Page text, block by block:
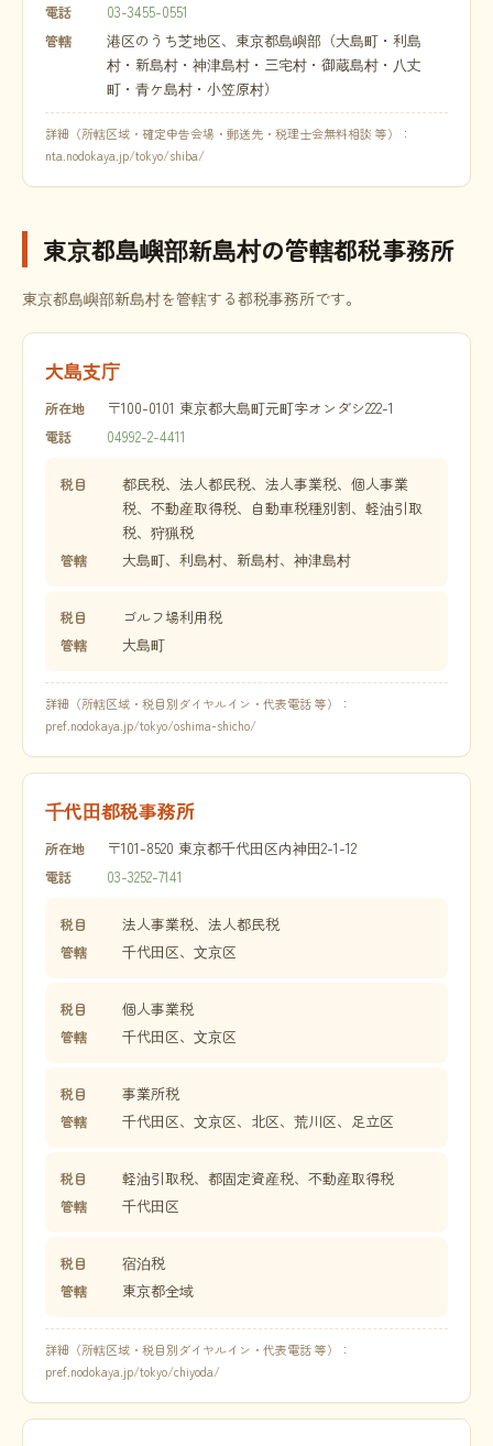
電話 03-3455-0551
管轄
港区のうち芝地区、東京都島嶼部（大島町・利島
村・新島村・神津島村・三宅村・御蔵島村・八丈
町・青ケ島村・小笠原村）
詳細（所轄区域・確定申告会場・郵送先・税理士会無料相談 等）：
nta.nodokaya.jp/tokyo/shiba/
東京都島嶼部新島村の管轄都税事務所
東京都島嶼部新島村を管轄する都税事務所です。
大島支庁
所在地 〒100-0101 東京都大島町元町字オンダシ222-1
電話 04992-2-4411
税目
都民税、法人都民税、法人事業税、個人事業
税、不動産取得税、自動車税種別割、軽油引取
税、狩猟税
管轄 大島町、利島村、新島村、神津島村
税目 ゴルフ場利用税
管轄 大島町
詳細（所轄区域・税目別ダイヤルイン・代表電話 等）：
pref.nodokaya.jp/tokyo/oshima-shicho/
千代田都税事務所
所在地 〒101-8520 東京都千代田区内神田2-1-12
電話 03-3252-7141
税目 法人事業税、法人都民税
管轄 千代田区、文京区
税目 個人事業税
管轄 千代田区、文京区
税目 事業所税
管轄 千代田区、文京区、北区、荒川区、足立区
税目 軽油引取税、都固定資産税、不動産取得税
管轄 千代田区
税目 宿泊税
管轄 東京都全域
詳細（所轄区域・税目別ダイヤルイン・代表電話 等）：
pref.nodokaya.jp/tokyo/chiyoda/